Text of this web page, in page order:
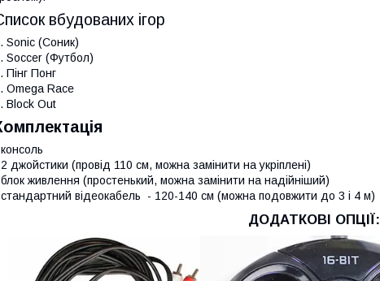
вбудованих ігор
Sonic (Соник)
Soccer (Футбол)
Пінг Понг
Omega Race
Block Out
джойстики (провід 110 см, можна замінити на укріплені)
живлення (простенький, можна замінити на надійніший)
відеокабель - 120-140 см (можна подовжити до 3 і 4 м)
ДОДАТКОВІ ОПЦІЇ: